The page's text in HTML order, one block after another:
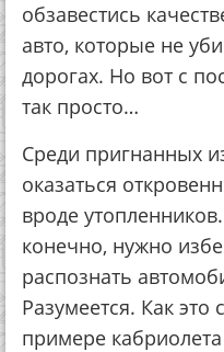
обзавестись
авто, которые не
дорогах. Но вот с
так просто…
Среди пригнанных
оказаться
вроде
конечно, нужно
распознать
Разумеется. Как это
примере